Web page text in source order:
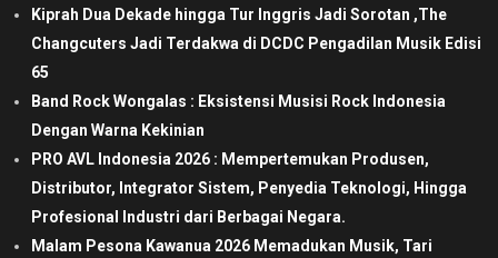
Kiprah Dua Dekade hingga Tur Inggris Jadi Sorotan ,The
Changcuters Jadi Terdakwa di DCDC Pengadilan Musik Edisi
65
Band Rock Wongalas : Eksistensi Musisi Rock Indonesia
Dengan Warna Kekinian
PRO AVL Indonesia 2026 : Mempertemukan Produsen,
Distributor, Integrator Sistem, Penyedia Teknologi, Hingga
Profesional Industri dari Berbagai Negara.
Malam Pesona Kawanua 2026 Memadukan Musik, Tari